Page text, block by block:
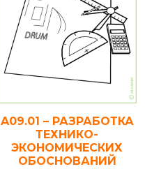
A09.01 – РАЗРАБОТКА
ТЕХНИКО-
ЭКОНОМИЧЕСКИХ
ОБОСНОВАНИЙ